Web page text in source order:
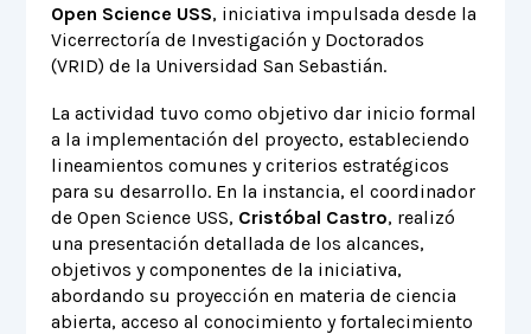
Open Science USS, iniciativa impulsada desde la
Vicerrectoría de Investigación y Doctorados
(VRID) de la Universidad San Sebastián.
La actividad tuvo como objetivo dar inicio formal
a la implementación del proyecto, estableciendo
lineamientos comunes y criterios estratégicos
para su desarrollo. En la instancia, el coordinador
de Open Science USS, Cristóbal Castro, realizó
una presentación detallada de los alcances,
objetivos y componentes de la iniciativa,
abordando su proyección en materia de ciencia
abierta, acceso al conocimiento y fortalecimiento